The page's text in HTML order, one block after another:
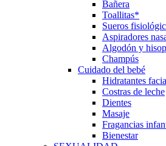
Bañera
Toallitas*
Sueros
Aspiradores
Algodón y
Champús
Cuidado del bebé
Hidratantes
Costras de leche
Dientes
Masaje
Fragancias
Bienestar